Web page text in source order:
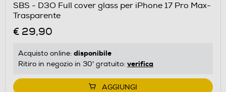
SBS - D3O Full cover glass per iPhone 17 Pro Max-
Trasparente
€ 29,90
Acquisto online: disponibile
Ritiro in negozio in 30' gratuito: verifica
AGGIUNGI